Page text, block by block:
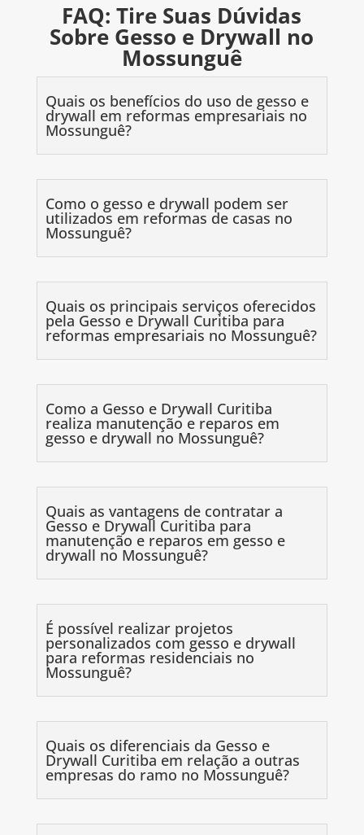
FAQ: Tire Suas Dúvidas
Sobre Gesso e Drywall no
Mossunguê
Quais os benefícios do uso de gesso e
drywall em reformas empresariais no
Mossunguê?
Como o gesso e drywall podem ser
utilizados em reformas de casas no
Mossunguê?
Quais os principais serviços oferecidos
pela Gesso e Drywall Curitiba para
reformas empresariais no Mossunguê?
Como a Gesso e Drywall Curitiba
realiza manutenção e reparos em
gesso e drywall no Mossunguê?
Quais as vantagens de contratar a
Gesso e Drywall Curitiba para
manutenção e reparos em gesso e
drywall no Mossunguê?
É possível realizar projetos
personalizados com gesso e drywall
para reformas residenciais no
Mossunguê?
Quais os diferenciais da Gesso e
Drywall Curitiba em relação a outras
empresas do ramo no Mossunguê?